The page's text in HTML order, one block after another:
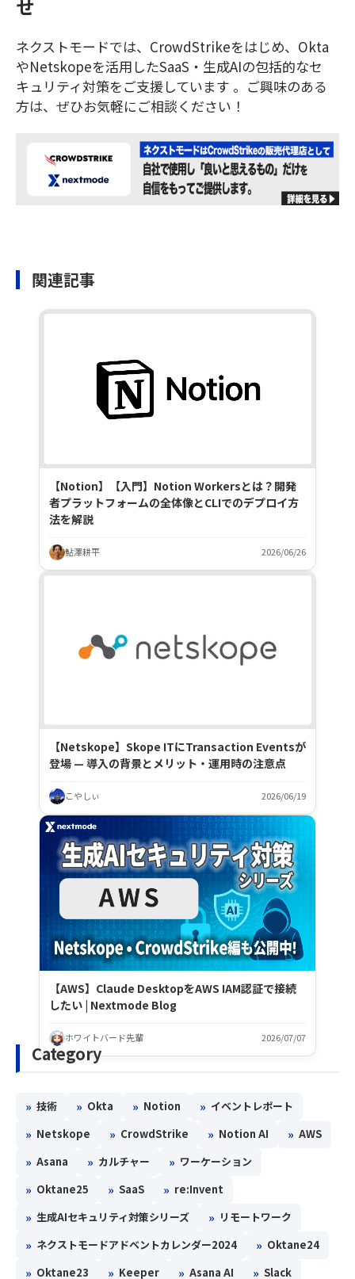
せ
ネクストモードでは、CrowdStrikeをはじめ、Okta
やNetskopeを活用したSaaS・生成AIの包括的なセ
キュリティ対策をご支援しています 。ご興味のある
方は、ぜひお気軽にご相談ください！
関連記事
【Notion】【入門】Notion Workersとは？開発
者プラットフォームの全体像とCLIでのデプロイ方
法を解説
鮎澤耕平 2026/06/26
【Netskope】Skope ITにTransaction Eventsが
登場 — 導入の背景とメリット・運用時の注意点
こやしぃ 2026/06/19
【AWS】Claude DesktopをAWS IAM認証で接続
したい | Nextmode Blog
ホワイトバード先輩 2026/07/07
Category
» 技術 » Okta » Notion » イベントレポート
» Netskope » CrowdStrike » Notion AI » AWS
» Asana » カルチャー » ワーケーション
» Oktane25 » SaaS » re:Invent
» 生成AIセキュリティ対策シリーズ » リモートワーク
» ネクストモードアドベントカレンダー2024 » Oktane24
» Oktane23 » Keeper » Asana AI » Slack